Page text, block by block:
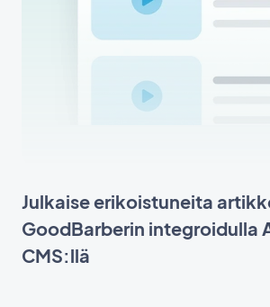
Julkaise erikoistuneita
GoodBarberin integroidulla
CMS:llä